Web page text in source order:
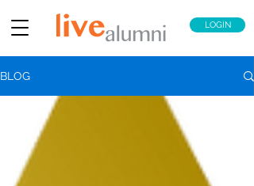
LOGIN
BLOG